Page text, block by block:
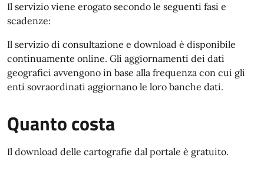
Il servizio viene erogato secondo le seguenti fasi e
scadenze:
Il servizio di consultazione e download è disponibile
continuamente online. Gli aggiornamenti dei dati
geografici avvengono in base alla frequenza con cui gli
enti sovraordinati aggiornano le loro banche dati.
Quanto costa
Il download delle cartografie dal portale è gratuito.